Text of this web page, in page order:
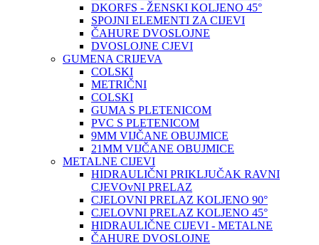
DKORFS - ŽENSKI KOLJENO 45°
SPOJNI ELEMENTI ZA CIJEVI
ČAHURE DVOSLOJNE
DVOSLOJNE CJEVI
GUMENA CRIJEVA
COLSKI
METRIČNI
COLSKI
GUMA S PLETENICOM
PVC S PLETENICOM
9MM VIJČANE OBUJMICE
21MM VIJČANE OBUJMICE
METALNE CIJEVI
HIDRAULIČNI PRIKLJUČAK RAVNI
CJEVOvNI PRELAZ
CJELOVNI PRELAZ KOLJENO 90°
CJELOVNI PRELAZ KOLJENO 45°
HIDRAULIČNE CIJEVI - METALNE
ČAHURE DVOSLOJNE